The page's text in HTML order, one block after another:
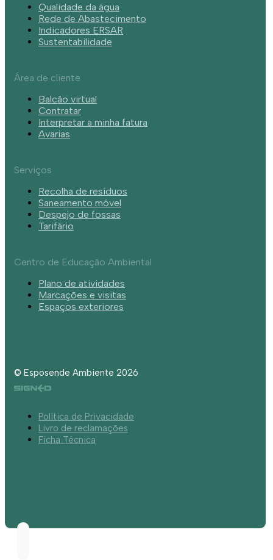
Qualidade da água
Rede de Abastecimento
Indicadores ERSAR
Sustentabilidade
Área de cliente
Balcão virtual
Contratar
Interpretar a minha fatura
Avarias
Serviços
Recolha de resíduos
Saneamento móvel
Despejo de fossas
Tarifário
Centro de Educação Ambiental
Plano de atividades
Marcações e visitas
Espaços exteriores
© Esposende Ambiente 2026
Política de Privacidade
Livro de reclamações
Ficha Técnica